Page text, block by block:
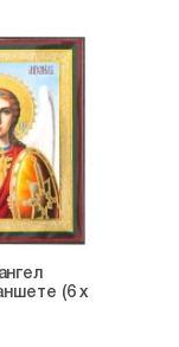
(6 х